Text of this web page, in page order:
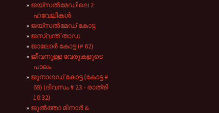
ജയ്സൽമേഡിലെ 2
ഹവേലികൾ
ജയ്സൽമേഡ് കോട്ട
ജസ്വന്ത് താഡ
ജാലോർ കോട്ട (# 62)
ജീവനുള്ള വേരുകളുടെ
പാലം
ജുനാഗഡ് കോട്ട (കോട്ട #
69) (ദിവസം # 23 - രാത്രി
10:32)
ജുൽത്താ മിനാർ &